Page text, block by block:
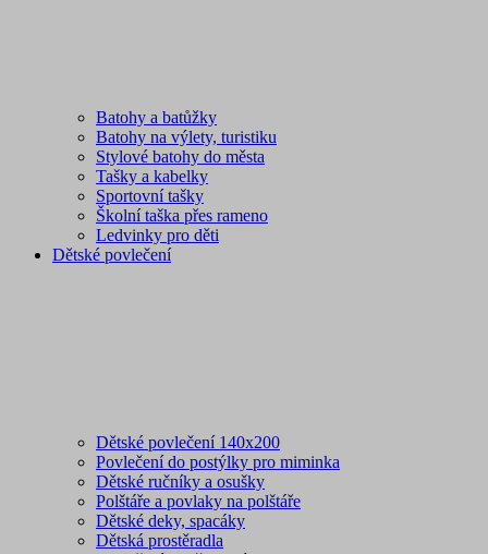
Batohy a batůžky
Batohy na výlety, turistiku
Stylové batohy do města
Tašky a kabelky
Sportovní tašky
Školní taška přes rameno
Ledvinky pro děti
Dětské povlečení
Dětské povlečení 140x200
Povlečení do postýlky pro miminka
Dětské ručníky a osušky
Polštáře a povlaky na polštáře
Dětské deky, spacáky
Dětská prostěradla